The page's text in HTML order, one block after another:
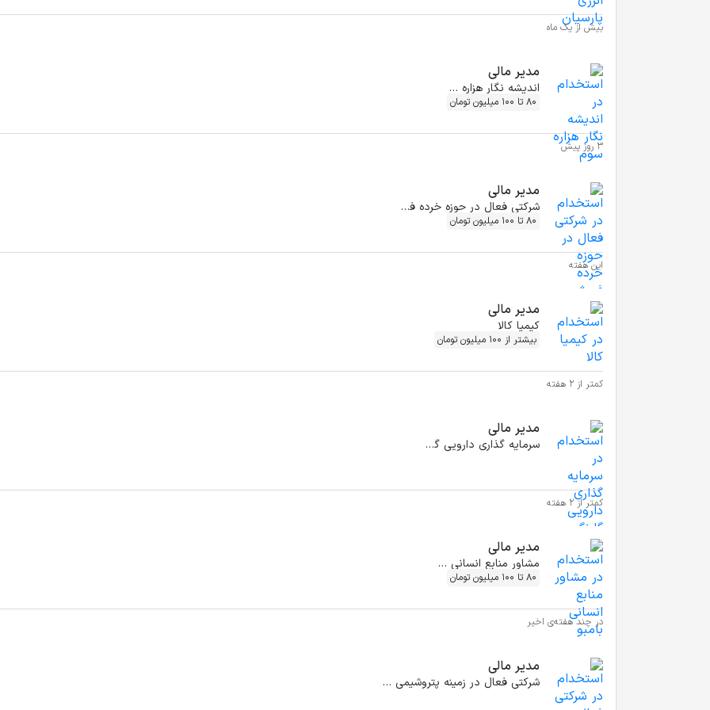
بیش از یک ماه
مدیر مالی
اندیشه نگار هزاره سوم
80 تا 100 میلیون تومان
3 روز پیش
مدیر مالی
شرکتی فعال در حوزه خرده فروشی
80 تا 100 میلیون تومان
این هفته
مدیر مالی
کیمیا کالا
بیشتر از 100 میلیون تومان
کمتر از ۲ هفته
مدیر مالی
سرمایه گذاری دارویی گلرنگ
کمتر از ۲ هفته
مدیر مالی
مشاور منابع انسانی بامبو
80 تا 100 میلیون تومان
در چند هفته‌ی اخیر
مدیر مالی
شرکتی فعال در زمینه پتروشیمی و انرژی